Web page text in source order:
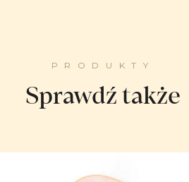
PRODUKTY
Sprawdź także